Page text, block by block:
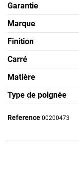
Garantie
Marque
Finition
Carré
Matière
Type de poignée
Reference 00200473